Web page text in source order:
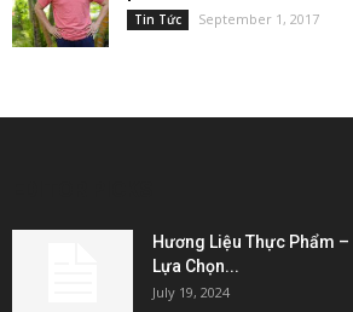
Tin Tức September 1, 2017
Hương Liệu Thực Phẩm –
Lựa Chọn...
July 19, 2024